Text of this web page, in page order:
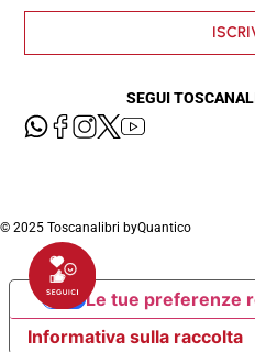
SEGUI
© 2025 Toscanalibri byQuantico
Informativa sulla raccolta
Le tue preferenze